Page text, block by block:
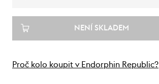
NENÍ SKLADEM
Proč kolo koupit v Endorphin Republic?